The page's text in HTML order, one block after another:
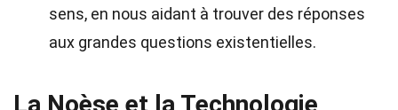
sens, en nous aidant à trouver des réponses
aux grandes questions existentielles.